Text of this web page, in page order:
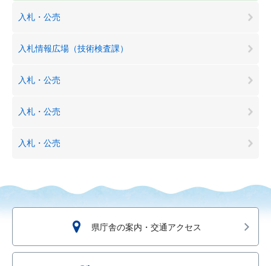
入札・公売
入札情報広場（技術検査課）
入札・公売
入札・公売
入札・公売
県庁舎の案内・交通アクセス